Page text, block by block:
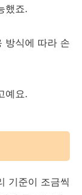
했죠.
방식에 따라 손
예요.
기준이 조금씩